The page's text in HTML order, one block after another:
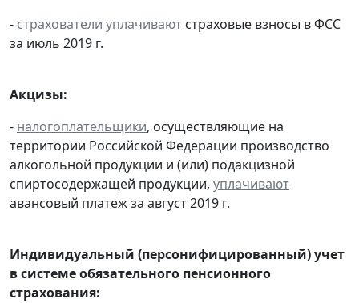
- страхователи уплачивают страховые взносы в ФСС
за июль 2019 г.
Акцизы:
- налогоплательщики, осуществляющие на
территории Российской Федерации производство
алкогольной продукции и (или) подакцизной
спиртосодержащей продукции, уплачивают
авансовый платеж за август 2019 г.
Индивидуальный (персонифицированный) учет
в системе обязательного пенсионного
страхования: